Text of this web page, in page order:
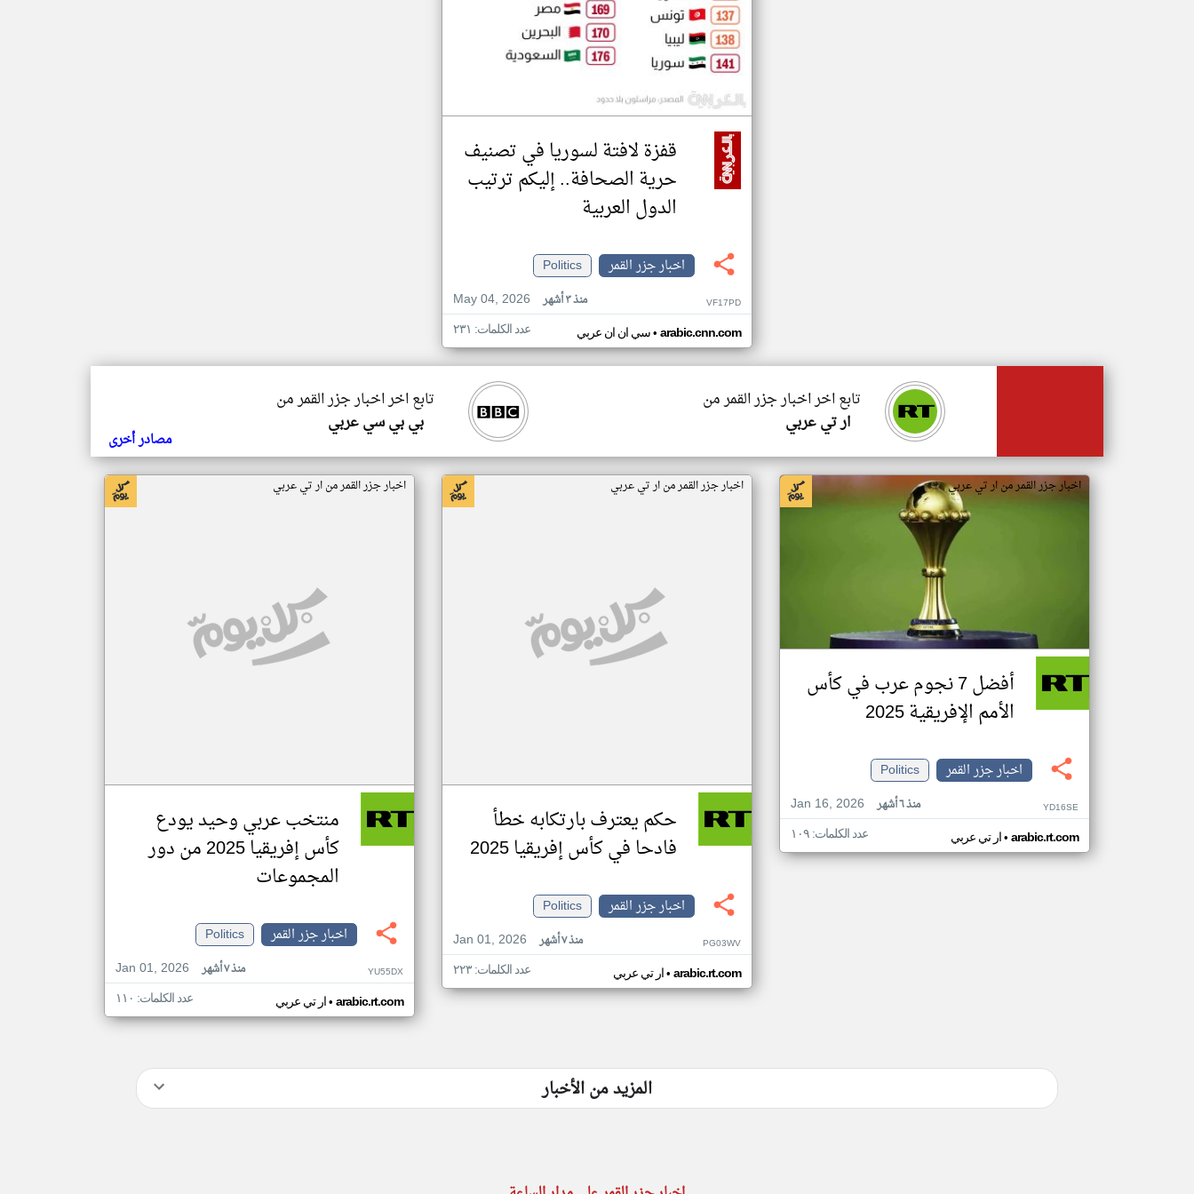
قفزة لافتة لسوريا في تصنيف
حرية الصحافة.. إليكم ترتيب
الدول العربية
اخبار جزر القمر
Politics
May 04, 2026
منذ ٣ أشهر VF17PD
سي ان ان عربي• arabic.cnn.com عدد الكلمات: ٢٣١
تابع اخر اخبار جزر القمر من
بي بي سي عربي
تابع اخر اخبار جزر القمر من
ار تي عربي
مصادر أخرى
اخبار جزر القمر من ار تي عربي
أفضل 7 نجوم عرب في كأس
الأمم الإفريقية 2025
اخبار جزر القمر
Politics
Jan 16, 2026
منذ ٦ أشهر YD16SE
ار تي عربي• arabic.rt.com عدد الكلمات: ١٠٩
اخبار جزر القمر من ار تي عربي
حكم يعترف بارتكابه خطأ
فادحا في كأس إفريقيا 2025
اخبار جزر القمر
Politics
Jan 01, 2026
منذ ٧ أشهر PG03WV
ار تي عربي• arabic.rt.com عدد الكلمات: ٢٢٣
اخبار جزر القمر من ار تي عربي
منتخب عربي وحيد يودع
كأس إفريقيا 2025 من دور
المجموعات
اخبار جزر القمر
Politics
Jan 01, 2026
منذ ٧ أشهر YU55DX
ار تي عربي• arabic.rt.com عدد الكلمات: ١١٠
المزيد من الأخبار